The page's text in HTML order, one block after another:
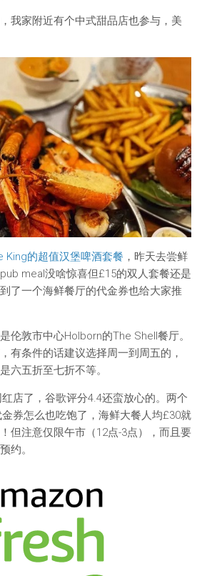
我家附近有个中式甜品店也参与，美
King的超值汉堡啤酒套餐 ，昨天去尝鲜
meal没啥惊喜但£15的双人套餐还是
了一个海鲜餐厅的代金券也给大家推
是伦敦市中心Holborn的The Shell餐厅。
有条件的话建议选择周一到周五的，
六五折至七折不等。
店了，谷歌评分4.4还蛮放心的。两个
券怎么也吃饱了，海鲜大餐人均£30就
但注意仅限午市（12点-3点），而且要
约。